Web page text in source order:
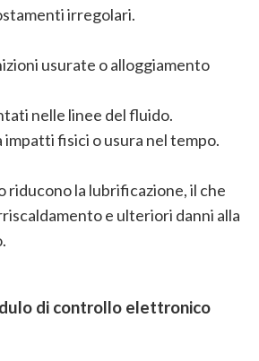
irregolari.
usurate o alloggiamento
nelle linee del fluido.
fisici o usura nel tempo.
riducono la lubrificazione, il che
e ulteriori danni alla
di controllo elettronico